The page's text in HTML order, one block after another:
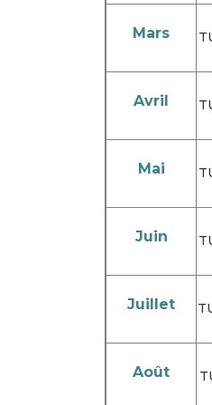
Mars
Avril
Mai
Juin
Juillet
Août